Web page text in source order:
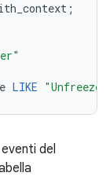
;
LIKE "Unfreeze
del